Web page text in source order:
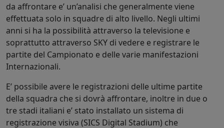
da affrontare e’ un’analisi che generalmente viene
effettuata solo in squadre di alto livello. Negli ultimi
anni si ha la possibilità attraverso la televisione e
soprattutto attraverso SKY di vedere e registrare le
partite del Campionato e delle varie manifestazioni
Internazionali.
E’ possibile avere le registrazioni delle ultime partite
della squadra che si dovrà affrontare, inoltre in due o
tre stadi italiani e’ stato installato un sistema di
registrazione visiva (SICS Digital Stadium) che